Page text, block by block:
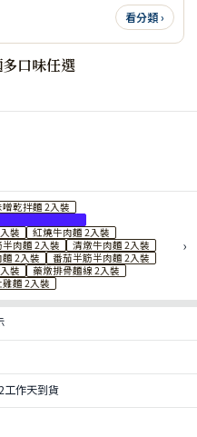
看分類 ›
口味任選
乾拌麵 2入裝
裝
紅燒牛肉麵 2入裝
肉麵 2入裝
清燉牛肉麵 2入裝
2入裝
番茄半筋半肉麵 2入裝
裝
藥燉排骨麵線 2入裝
麵 2入裝
›
工作天到貨